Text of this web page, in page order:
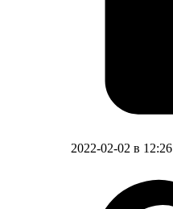
2022-02-02 в 12:26